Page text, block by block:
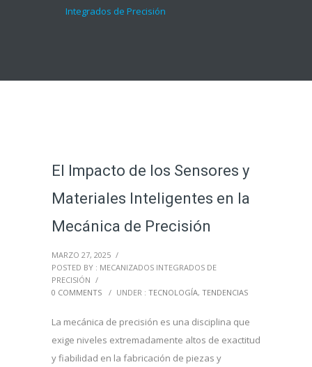
El Impacto de los Sensores y
Materiales Inteligentes en la
Mecánica de Precisión
MARZO 27, 2025 /
POSTED BY : MECANIZADOS INTEGRADOS DE
PRECISIÓN /
0 COMMENTS
/ UNDER : TECNOLOGÍA, TENDENCIAS
La mecánica de precisión es una disciplina que
exige niveles extremadamente altos de exactitud
y fiabilidad en la fabricación de piezas y